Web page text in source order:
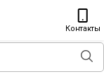
Контакты